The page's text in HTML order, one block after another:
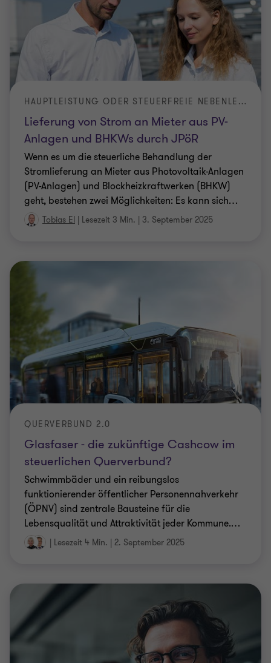
Lieferung von Strom an Mieter aus PV-
Anlagen und BHKWs durch JPöR
HAUPTLEISTUNG ODER STEUERFREIE NEBENLEISTUNG?
Stromlieferung an Mieter aus Photovoltaik-Anlagen
(PV-Anlagen) und Blockheizkraftwerken (BHKW)
geht, bestehen zwei Möglichkeiten: Es kann sich
Lesezeit 3 Min. 3. September 2025
Glasfaser - die zukünftige Cashcow im
steuerlichen Querverbund?
QUERVERBUND 2.0
funktionierender öffentlicher Personennahverkehr
(ÖPNV) sind zentrale Bausteine für die
Lebensqualität und Attraktivität jeder Kommune.
Lesezeit 4 Min. | 2. September 2025